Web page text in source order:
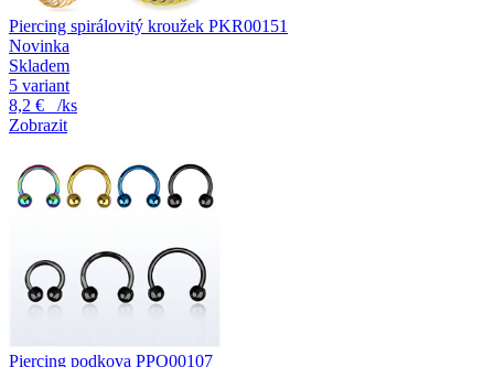
Piercing spirálovitý kroužek PKR00151
Novinka
Skladem
5 variant
8,2 €
/ks
Zobrazit
Piercing podkova PPO00107